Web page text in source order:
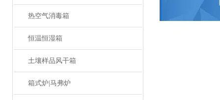
热空气消毒箱
恒温恒湿箱
土壤样品风干箱
箱式炉|马弗炉